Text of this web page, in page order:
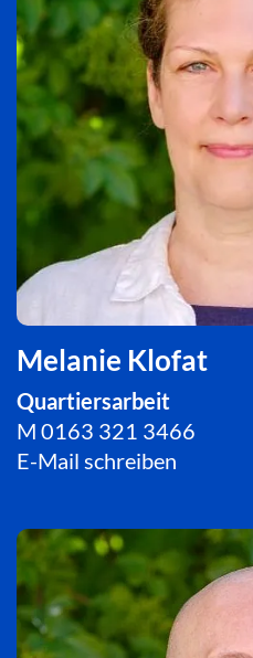
Melanie Klofat
Quartiersarbeit
M 0163 321 3466
E-Mail schreiben